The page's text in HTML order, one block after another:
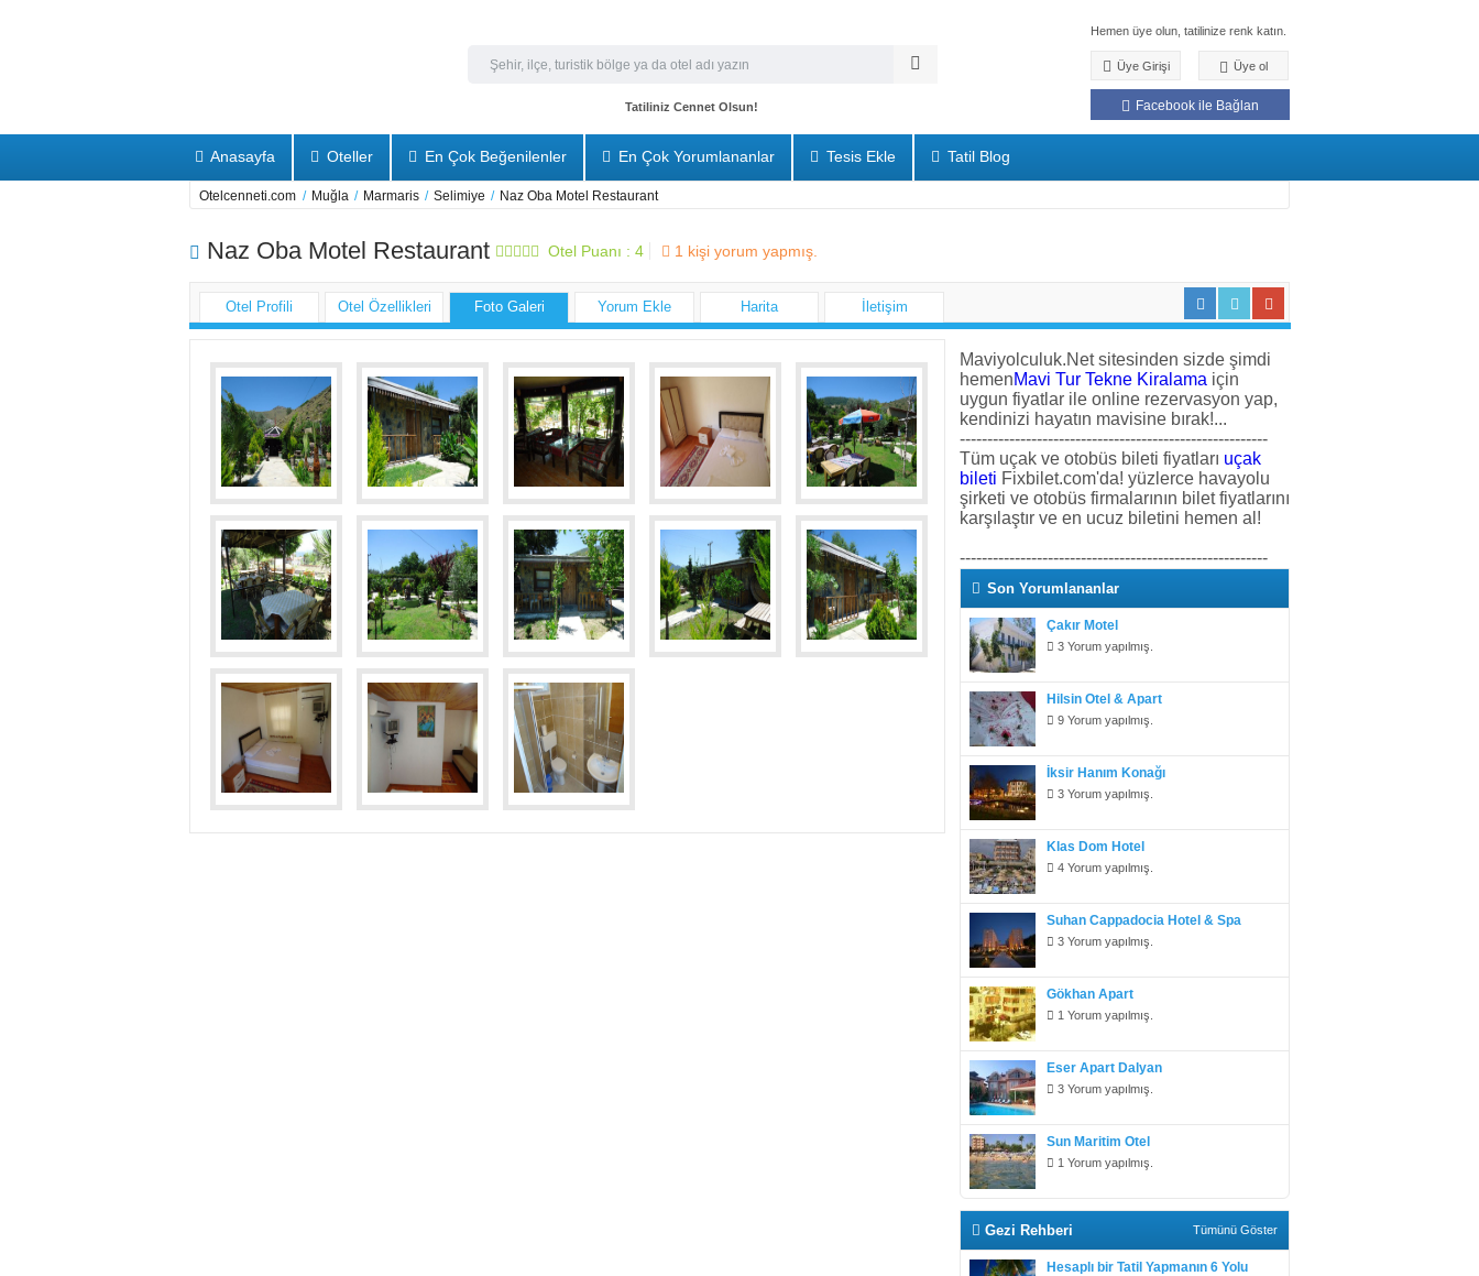
Tatiliniz Cennet Olsun!
Hemen üye olun, tatilinize renk katın.
Üye Girişi Üye ol
Facebook ile Bağlan
Anasayfa Oteller En Çok Beğenilenler En Çok Yorumlananlar Tesis Ekle Tatil Blog
Otelcenneti.com / Muğla / Marmaris / Selimiye / Naz Oba Motel Restaurant
Naz Oba Motel Restaurant Otel Puanı : 4 1 kişi yorum yapmış.
Otel Profili Otel Özellikleri Foto Galeri Yorum Ekle Harita İletişim
Maviyolculuk.Net sitesinden sizde şimdi
hemenMavi Tur Tekne Kiralama için
uygun fiyatlar ile online rezervasyon yap,
kendinizi hayatın mavisine bırak!...
--------------------------------------------------------
Tüm uçak ve otobüs bileti fiyatları uçak
bileti Fixbilet.com'da! yüzlerce havayolu
şirketi ve otobüs firmalarının bilet fiyatlarını
karşılaştır ve en ucuz biletini hemen al!
--------------------------------------------------------
Son Yorumlananlar
Çakır Motel
3 Yorum yapılmış.
Hilsin Otel & Apart
9 Yorum yapılmış.
İksir Hanım Konağı
3 Yorum yapılmış.
Klas Dom Hotel
4 Yorum yapılmış.
Suhan Cappadocia Hotel & Spa
3 Yorum yapılmış.
Gökhan Apart
1 Yorum yapılmış.
Eser Apart Dalyan
3 Yorum yapılmış.
Sun Maritim Otel
1 Yorum yapılmış.
Gezi Rehberi Tümünü Göster
Hesaplı bir Tatil Yapmanın 6 Yolu